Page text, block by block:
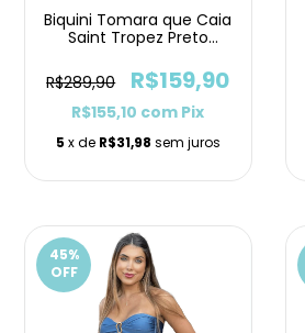
Biquini Tomara que Caia
Saint Tropez Preto
R$289,90
R$159,90
R$155,10 com Pix
5 x de R$31,98 sem juros
45%
OFF